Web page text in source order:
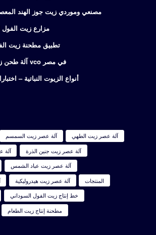
مصنعي وموردي زيت جوز الهند
مزارع زيت
تطبيق مطحنة زيت
آلة طحن زيت جوز الهند آلة طحن vco في مصر
أنواع الزيوت النباتية –
آلة عصر زيت السمسم
آلة عصر زيت الطهي
آلة
آلة عصر زيت جنين الذرة
آلة عصر زيت عباد الشمس
آلة عصر زيت هيدروليكية
المنتجات
خط إنتاج زيت الفول السوداني
مطحنة إنتاج زيت الطعام